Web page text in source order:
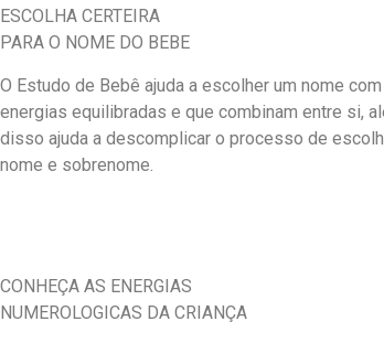
ESCOLHA CERTEIRA
PARA O NOME DO BEBE
O Estudo de Bebê ajuda a escolher um nome com
energias equilibradas e que combinam entre si,
disso ajuda a descomplicar o processo de
nome e sobrenome.
CONHEÇA AS ENERGIAS
NUMEROLOGICAS DA CRIANÇA